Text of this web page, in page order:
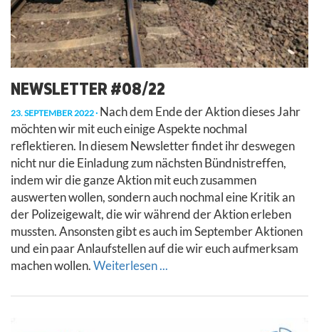
NEWSLETTER #08/22
23. SEPTEMBER 2022 Nach dem Ende der Aktion dieses Jahr
möchten wir mit euch einige Aspekte nochmal
reflektieren. In diesem Newsletter findet ihr deswegen
nicht nur die Einladung zum nächsten Bündnistreffen,
indem wir die ganze Aktion mit euch zusammen
auswerten wollen, sondern auch nochmal eine Kritik an
der Polizeigewalt, die wir während der Aktion erleben
mussten. Ansonsten gibt es auch im September Aktionen
und ein paar Anlaufstellen auf die wir euch aufmerksam
machen wollen.Weiterlesen ...